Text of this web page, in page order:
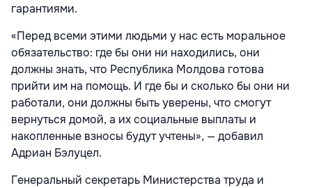
гарантиями.
«Перед всеми этими людьми у нас есть моральное
обязательство: где бы они ни находились, они
должны знать, что Республика Молдова готова
прийти им на помощь. И где бы и сколько бы они ни
работали, они должны быть уверены, что смогут
вернуться домой, а их социальные выплаты и
накопленные взносы будут учтены», — добавил
Адриан Бэлуцел.
Генеральный секретарь Министерства труда и